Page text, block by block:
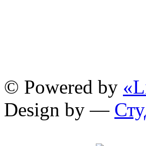
© Powered by
Design by —